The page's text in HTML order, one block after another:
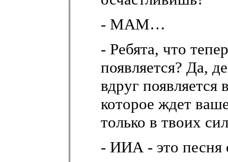
- МАМ…
- Ребята, что
появляется? Да,
вдруг
которое ждет
только в твоих
- ИИА - это песня